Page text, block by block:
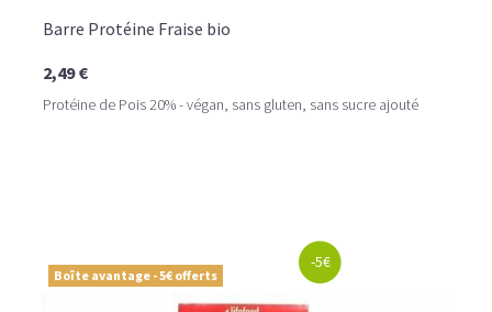
Barre Protéine Fraise bio
2,49 €
Protéine de Pois 20% - végan, sans gluten, sans sucre ajouté
Boîte avantage - 5€ offerts
-5€